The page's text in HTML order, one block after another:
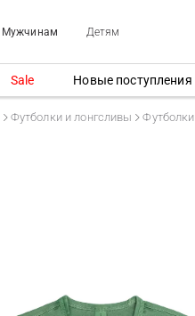
Мужчинам Детям
Sale Новые поступления
Футболки и лонгсливы Футболки